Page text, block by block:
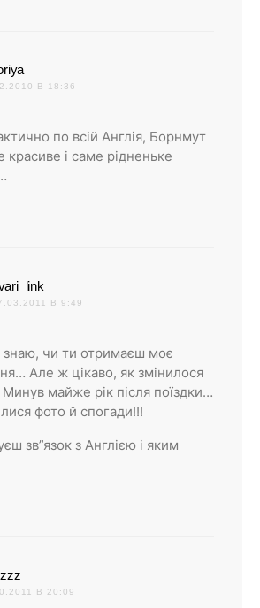
В 18:36
по всій Англія, Борнмут
і саме рідненьке
В 9:49
знаю, чи ти отримаєш моє
Але ж цікаво, як змінилося
майже рік після поїздки…
фото й спогади!!!
зв”язок з Англією і яким
В 20:09